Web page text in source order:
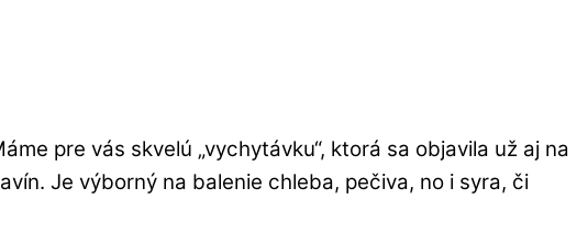
pre vás skvelú „vychytávku“, ktorá sa objavila už aj na
Je výborný na balenie chleba, pečiva, no i syra, či